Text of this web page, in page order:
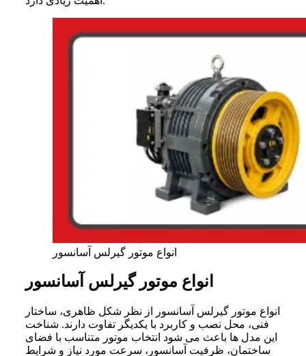
انواع موتور گیرلس آسانسور
انواع موتور گیرلس آسانسور
انواع موتور گیرلس آسانسور از نظر شکل ظاهری، ساختار
فنی، محل نصب و کاربرد با یکدیگر تفاوت دارند. شناخت
این مدل ها باعث می شود انتخاب موتور متناسب با فضای
ساختمان، ظرفیت آسانسور، سرعت مورد نیاز و شرایط